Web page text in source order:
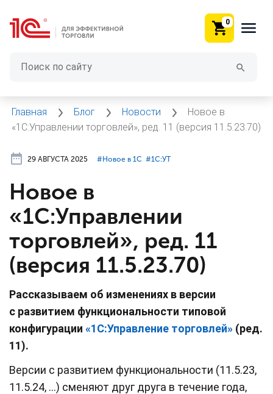
0
Главная Блог Новости
Новое в
«1С:Управлении торговлей», ред. 11 (версия 11.5.23.70)
29 АВГУСТА 2025 #⁣Новое в 1С #⁣1С:УТ
Новое в
«1С:Управлении
торговлей», ред. 11
(версия 11.5.23.70)
Рассказываем об изменениях в версии
с развитием функциональности типовой
конфигурации «1С:Управление торговлей» (ред.
11).
Версии c развитием функциональности (11.5.23,
11.5.24, …) сменяют друг друга в течение года,